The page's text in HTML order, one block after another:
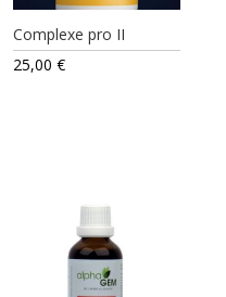
Complexe pro II
25,00€